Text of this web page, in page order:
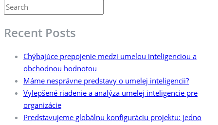
Recent Posts
Chýbajúce prepojenie medzi umelou inteligenciou a
obchodnou hodnotou
Máme nesprávne predstavy o umelej inteligencii?
Vylepšené riadenie a analýza umelej inteligencie pre
organizácie
Predstavujeme globálnu konfiguráciu projektu: jedno